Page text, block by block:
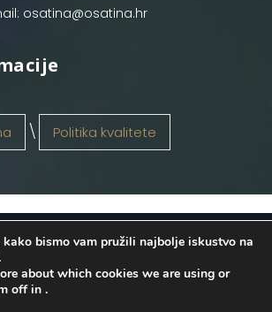
osatina@osatina.hr
Politika kvalitete
GRUPA d.o.o. 2026
. Configured
Osijek. Sva prava pridržana.
bismo vam pružili najbolje iskustvo na
about which cookies we are using or
off in .